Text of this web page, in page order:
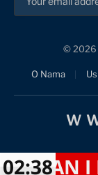
© 2026
O Nama
I
02:38